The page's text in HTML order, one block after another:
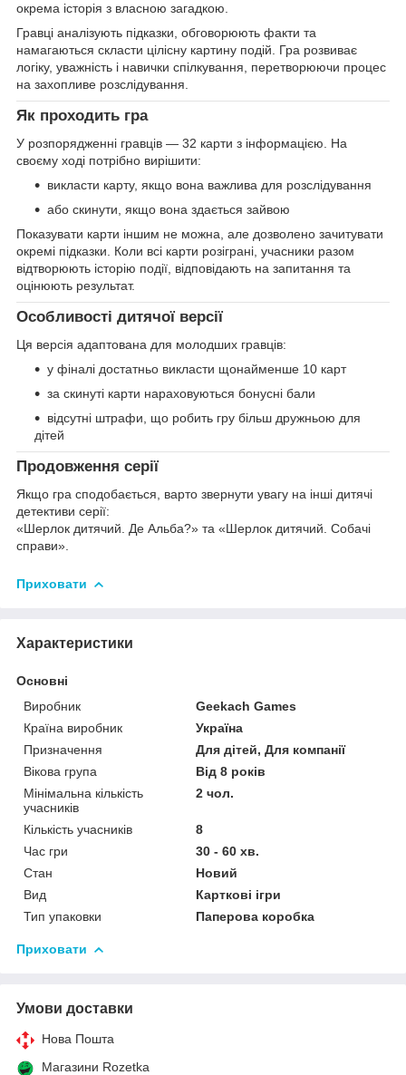
окрема історія з власною загадкою.
Гравці аналізують підказки, обговорюють факти та
намагаються скласти цілісну картину подій. Гра розвиває
логіку, уважність і навички спілкування, перетворюючи процес
на захопливе розслідування.
Як проходить гра
У розпорядженні гравців — 32 карти з інформацією. На
своєму ході потрібно вирішити:
викласти карту, якщо вона важлива для розслідування
або скинути, якщо вона здається зайвою
Показувати карти іншим не можна, але дозволено зачитувати
окремі підказки. Коли всі карти розіграні, учасники разом
відтворюють історію події, відповідають на запитання та
оцінюють результат.
Особливості дитячої версії
Ця версія адаптована для молодших гравців:
у фіналі достатньо викласти щонайменше 10 карт
за скинуті карти нараховуються бонусні бали
відсутні штрафи, що робить гру більш дружньою для
дітей
Продовження серії
Якщо гра сподобається, варто звернути увагу на інші дитячі
детективи серії:
«Шерлок дитячий. Де Альба?» та «Шерлок дитячий. Собачі
справи».
Приховати
Характеристики
Основні
Виробник
Geekach Games
Країна виробник
Україна
Призначення
Для дітей, Для компанії
Вікова група
Від 8 років
Мінімальна кількість
учасників
2 чол.
Кількість учасників
8
Час гри
30 - 60 хв.
Стан
Новий
Вид
Карткові ігри
Тип упаковки
Паперова коробка
Приховати
Умови доставки
Нова Пошта
Магазини Rozetka